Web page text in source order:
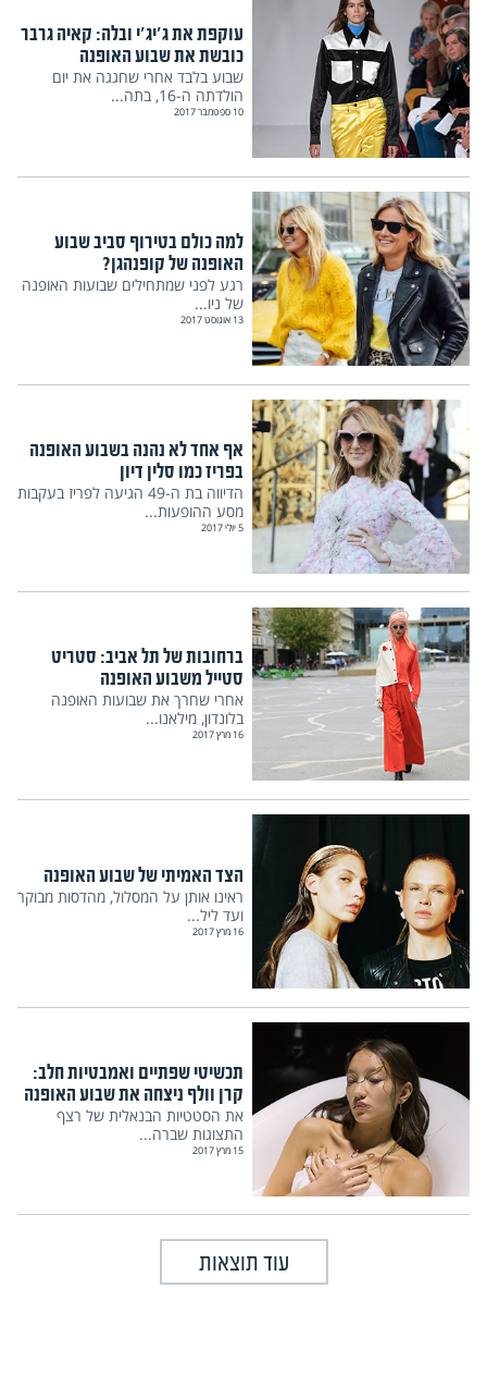
עוקפת את ג'יג'י ובלה: קאיה גרבר
כובשת את שבוע האופנה
שבוע בלבד אחרי שחגגה את יום
הולדתה ה-16, בתה...
10 ספטמבר 2017
למה כולם בטירוף סביב שבוע
האופנה של קופנהגן?
רגע לפני שמתחילים שבועות האופנה
של ניו...
13 אוגוסט 2017
אף אחד לא נהנה בשבוע האופנה
בפריז כמו סלין דיון
הדיווה בת ה-49 הגיעה לפריז בעקבות
מסע ההופעות...
5 יולי 2017
ברחובות של תל אביב: סטריט
סטייל משבוע האופנה
אחרי שחרך את שבועות האופנה
בלונדון, מילאנו...
16 מרץ 2017
הצד האמיתי של שבוע האופנה
ראינו אותן על המסלול, מהדסות מבוקר
ועד ליל...
16 מרץ 2017
תכשיטי שפתיים ואמבטיות חלב:
קרן וולף ניצחה את שבוע האופנה
את הסטטיות הבנאלית של רצף
התצוגות שברה...
15 מרץ 2017
עוד תוצאות